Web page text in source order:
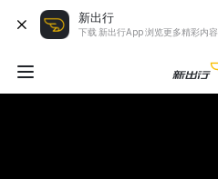
新出行
下载 新出行App 浏览更多精彩内容